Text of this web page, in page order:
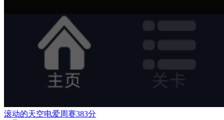
滚动的天空电爱周赛383分